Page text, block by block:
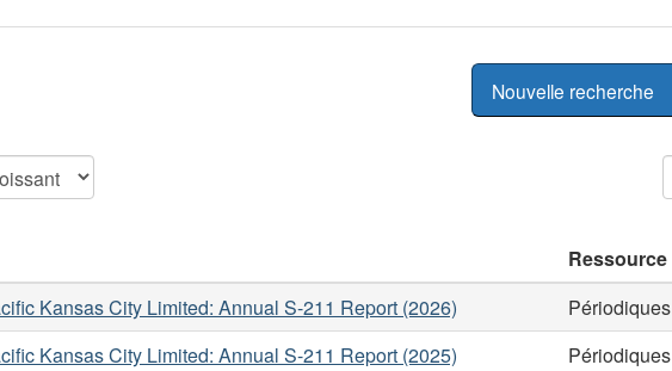
Nouvelle recherche
Ressource
Kansas City Limited: Annual S-211 Report (2026)
Périodiques
Kansas City Limited: Annual S-211 Report (2025)
Périodiques